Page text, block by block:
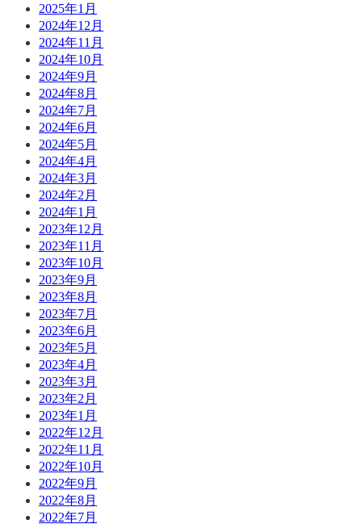
2025年1月
2024年12月
2024年11月
2024年10月
2024年9月
2024年8月
2024年7月
2024年6月
2024年5月
2024年4月
2024年3月
2024年2月
2024年1月
2023年12月
2023年11月
2023年10月
2023年9月
2023年8月
2023年7月
2023年6月
2023年5月
2023年4月
2023年3月
2023年2月
2023年1月
2022年12月
2022年11月
2022年10月
2022年9月
2022年8月
2022年7月